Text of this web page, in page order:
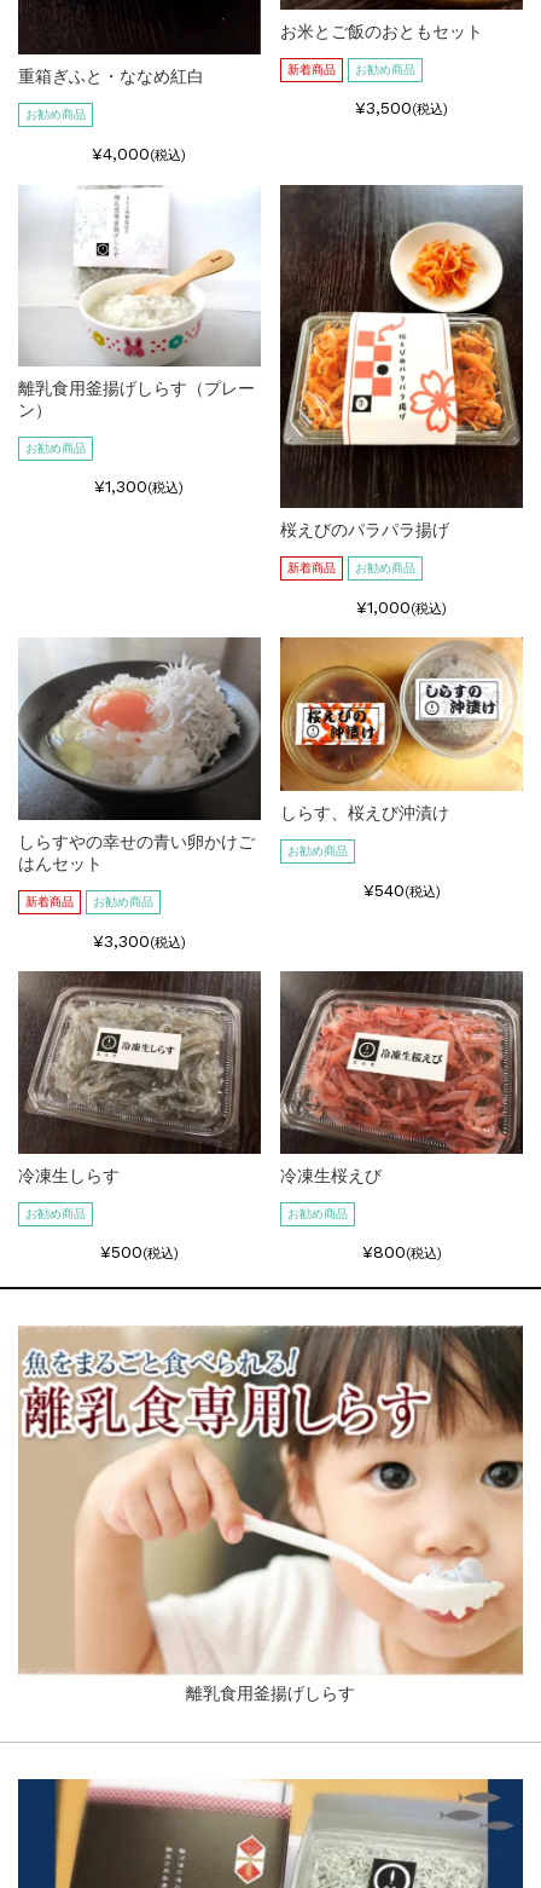
重箱ぎふと・ななめ紅白
お勧め商品
¥4,000(税込)
お米とご飯のおともセット
新着商品 お勧め商品
¥3,500(税込)
離乳食用釜揚げしらす（プレー
ン）
お勧め商品
¥1,300(税込)
桜えびのパラパラ揚げ
新着商品 お勧め商品
¥1,000(税込)
しらすやの幸せの青い卵かけご
はんセット
新着商品 お勧め商品
¥3,300(税込)
しらす、桜えび沖漬け
お勧め商品
¥540(税込)
冷凍生しらす
お勧め商品
¥500(税込)
冷凍生桜えび
お勧め商品
¥800(税込)
離乳食用釜揚げしらす